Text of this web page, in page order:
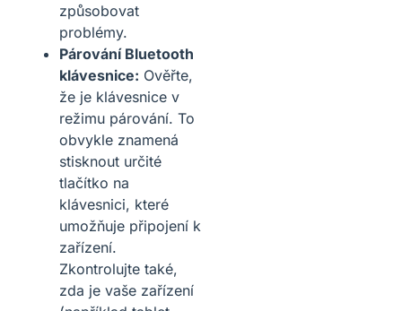
způsobovat
problémy.
Párování Bluetooth
klávesnice: Ověřte,
že je klávesnice v
režimu párování. To
obvykle znamená
stisknout určité
tlačítko na
klávesnici, které
umožňuje připojení k
zařízení.
Zkontrolujte také,
zda je vaše zařízení